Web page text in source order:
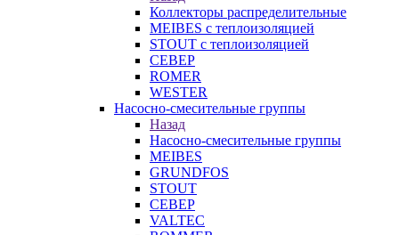
Коллекторы распределительные
MEIBES с теплоизоляцией
STOUT с теплоизоляцией
СЕВЕР
ROMER
WESTER
Насосно-смесительные группы
Назад
Насосно-смесительные группы
MEIBES
GRUNDFOS
STOUT
СЕВЕР
VALTEC